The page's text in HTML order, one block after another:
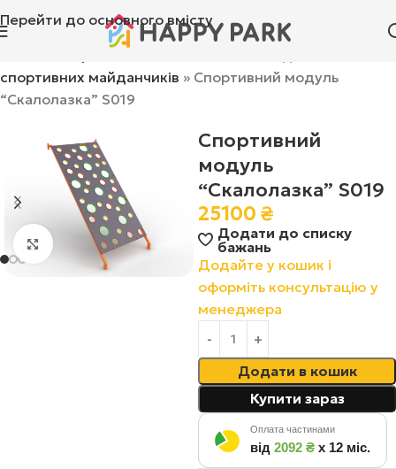
Перейти до основного вмісту
спортивних майданчиків » Спортивний модуль
“Скалолазка” S019
Натисніть, щоб збільшити
Спортивний
модуль
“Скалолазка” S019
25100 ₴
Додати до списку
бажань
Додайте у кошик і
оформіть консультацію у
менеджера
Додати в кошик
Купити зараз
Оплата частинами
від 2092 ₴ х 12 міс.